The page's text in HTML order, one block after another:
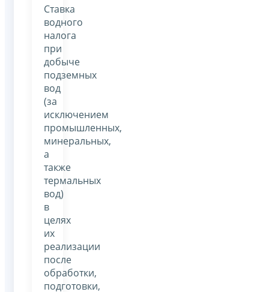
Ставка
водного
налога
при
добыче
подземных
вод
(за
исключением
промышленных,
минеральных,
а
также
термальных
вод)
в
целях
их
реализации
после
обработки,
подготовки,